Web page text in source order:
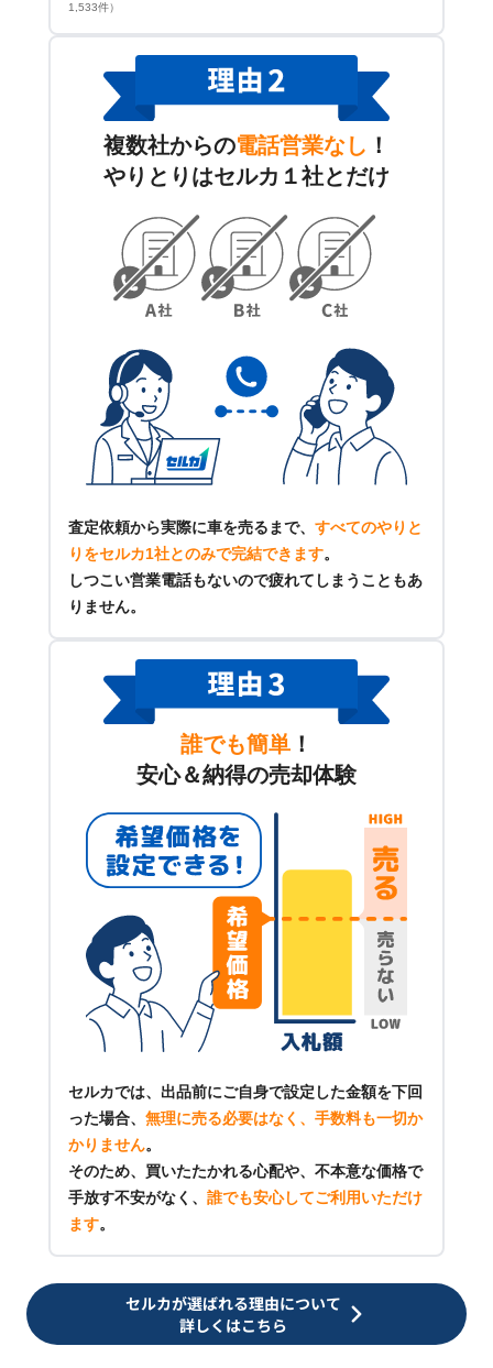
1,533件）
複数社からの電話営業なし ！
やりとりはセルカ１社とだけ
査定依頼から実際に車を売るまで、 すべてのやりと
りをセルカ1社とのみで完結できます。
しつこい営業電話もないので疲れてしまうこともあ
りません。
誰でも簡単 ！
安心＆納得の売却体験
セルカでは、出品前にご自身で設定した金額を下回
った場合、 無理に売る必要はなく、手数料も一切か
かりません。
そのため、買いたたかれる心配や、不本意な価格で
手放す不安がなく、 誰でも安心してご利用いただけ
ます。
セルカが選ばれる理由について
詳しくはこちら